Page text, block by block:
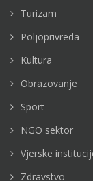
Turizam
Poljoprivreda
Kultura
Obrazovanje
Sport
NGO sektor
Vjerske
Zdravstvo